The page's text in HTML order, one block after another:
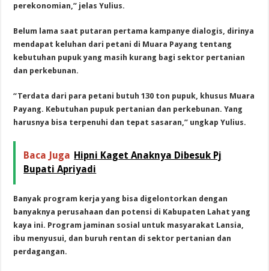
perekonomian,” jelas Yulius.
Belum lama saat putaran pertama kampanye dialogis, dirinya
mendapat keluhan dari petani di Muara Payang tentang
kebutuhan pupuk yang masih kurang bagi sektor pertanian
dan perkebunan.
“Terdata dari para petani butuh 130 ton pupuk, khusus Muara
Payang. Kebutuhan pupuk pertanian dan perkebunan. Yang
harusnya bisa terpenuhi dan tepat sasaran,” ungkap Yulius.
Baca Juga Hipni Kaget Anaknya Dibesuk Pj
Bupati Apriyadi
Banyak program kerja yang bisa digelontorkan dengan
banyaknya perusahaan dan potensi di Kabupaten Lahat yang
kaya ini. Program jaminan sosial untuk masyarakat Lansia,
ibu menyusui, dan buruh rentan di sektor pertanian dan
perdagangan.